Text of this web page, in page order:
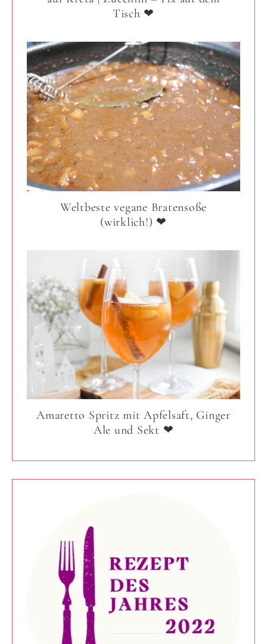
Tisch ❤
Weltbeste vegane Bratensoße
(wirklich!) ❤
Amaretto Spritz mit Apfelsaft, Ginger
Ale und Sekt ❤